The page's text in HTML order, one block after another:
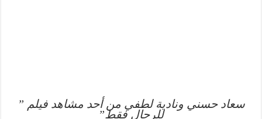
سعاد حسني ونادية لطفي من أحد مشاهد فيلم ”
للرجال فقط”